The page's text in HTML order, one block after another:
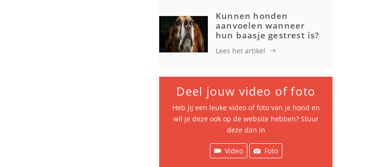
Kunnen honden
aanvoelen wanneer
hun baasje gestrest is?
Lees het artikel
Deel jouw video of foto
Heb jij een leuke video of foto van je hond en
wil je deze ook op de website hebben? Stuur
deze dan in
Video Foto